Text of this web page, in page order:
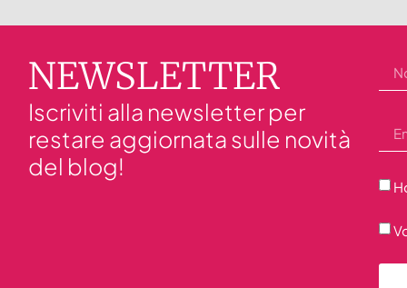
NEWSLETTER
Iscriviti alla newsletter per
restare aggiornata sulle novità
del blog!